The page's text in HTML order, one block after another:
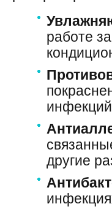
работе
другие